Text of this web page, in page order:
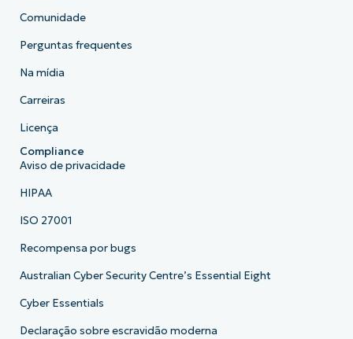
Comunidade
Perguntas frequentes
Na mídia
Carreiras
Licença
Compliance
Aviso de privacidade
HIPAA
ISO 27001
Recompensa por bugs
Australian Cyber Security Centre’s Essential Eight
Cyber Essentials
Declaração sobre escravidão moderna